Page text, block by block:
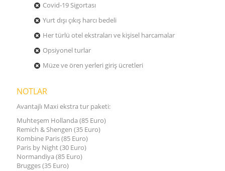
Covid-19 Sigortası
Yurt dışı çıkış harcı bedeli
Her türlü otel ekstraları ve kişisel harcamalar
Opsiyonel turlar
Müze ve ören yerleri giriş ücretleri
NOTLAR
Avantajlı Maxi ekstra tur paketi:
Muhteşem Hollanda (85 Euro)
Remich & Shengen (35 Euro)
Kombine Paris (85 Euro)
Paris by Night (30 Euro)
Normandiya (85 Euro)
Brugges (35 Euro)